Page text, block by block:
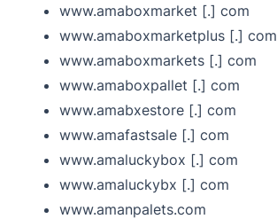
www.amaboxmarket [.] com
www.amaboxmarketplus [.] com
www.amaboxmarkets [.] com
www.amaboxpallet [.] com
www.amabxestore [.] com
www.amafastsale [.] com
www.amaluckybox [.] com
www.amaluckybx [.] com
www.amanpalets.com